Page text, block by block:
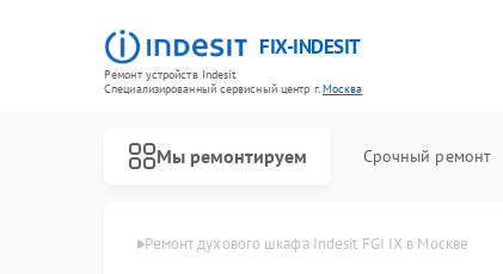
FIX-INDESIT
Ремонт устройств Indesit
Специализированный cервисный центр г.Москва
Мы ремонтируем Срочный ремонт
Ремонт духового шкафа Indesit FGI IX в Москве